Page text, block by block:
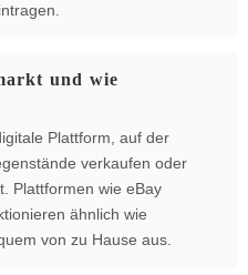
und wie
Plattform, auf der
verkaufen oder
Plattformen wie eBay
ähnlich wie
von zu Hause aus.